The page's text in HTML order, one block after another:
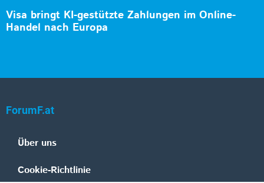
Visa bringt KI-gestützte Zahlungen im Online-
Handel nach Europa
ForumF.at
Über uns
Cookie-Richtlinie